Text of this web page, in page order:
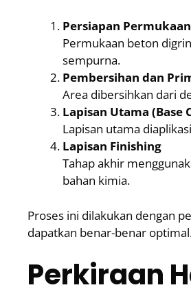
Persiapan Permukaan
Permukaan beton
sempurna.
Pembersihan dan
Area dibersihkan dari
Lapisan Utama (Base
Lapisan utama
Lapisan Finishing
Tahap akhir
bahan kimia.
Proses ini dilakukan dengan
dapatkan benar-benar
Perkiraan